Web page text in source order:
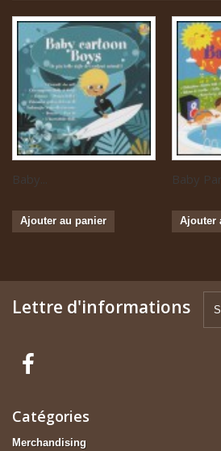
Baby...
Ajouter au panier
Baby
Ajouter
Lettre d'informations
Catégories
Merchandising